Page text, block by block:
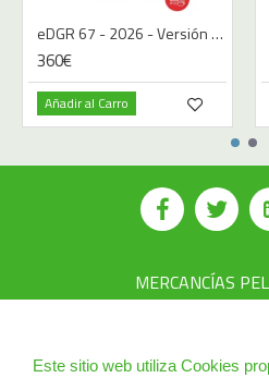
Este sitio web utiliza Cookies
eDGR 67 - 2026 - Versión Digital - Español
360€
Añadir al Carro
MERCANCÍAS
PRODUCTOS